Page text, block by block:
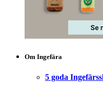
Om Ingefära
5 goda